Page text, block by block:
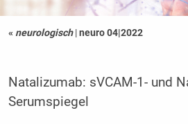
« neurologisch |neuro 04|2022
Natalizumab: sVCAM-1- und
Serumspiegel